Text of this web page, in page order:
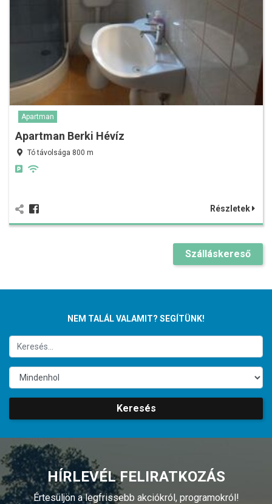
Apartman
Apartman Berki Hévíz
Tó távolsága 800 m
Részletek
Szálláskereső
NEM TALÁL VALAMIT? SEGÍTÜNK!
Keresés
HÍRLEVÉL FELIRATKOZÁS
Értesüljön a legfrissebb akciókról, programokról!